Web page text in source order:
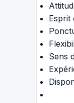
Esprit
Sens